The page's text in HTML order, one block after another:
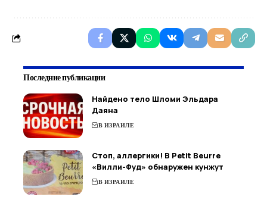
Последние публикации
Найдено тело Шломи Эльдара
Даяна
В ИЗРАИЛЕ
Стоп, аллергики! В Petit Beurre
«Вилли-Фуд» обнаружен кунжут
В ИЗРАИЛЕ